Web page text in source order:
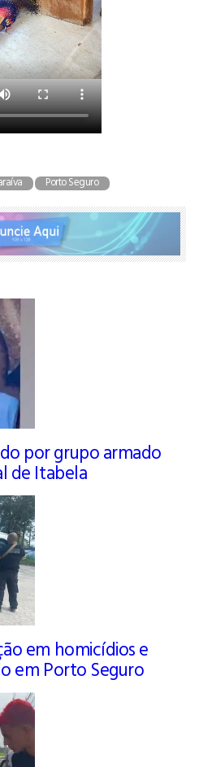
Porto Seguro
por grupo armado
de Itabela
em homicídios e
em Porto Seguro